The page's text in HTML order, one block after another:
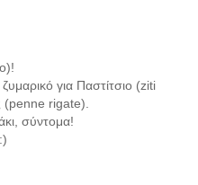
για Παστίτσιο (ziti
(penne rigate).
σύντομα!